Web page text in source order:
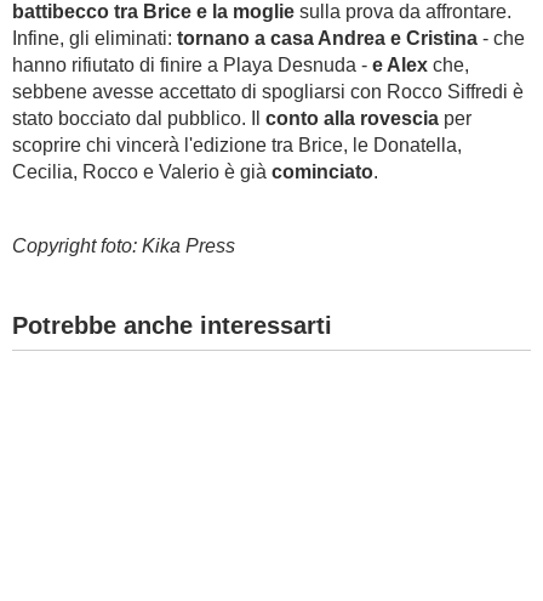
battibecco tra Brice e la moglie sulla prova da affrontare.
Infine, gli eliminati: tornano a casa Andrea e Cristina - che
hanno rifiutato di finire a Playa Desnuda - e Alex che,
sebbene avesse accettato di spogliarsi con Rocco Siffredi è
stato bocciato dal pubblico. Il conto alla rovescia per
scoprire chi vincerà l'edizione tra Brice, le Donatella,
Cecilia, Rocco e Valerio è già cominciato.
Copyright foto: Kika Press
Potrebbe anche interessarti